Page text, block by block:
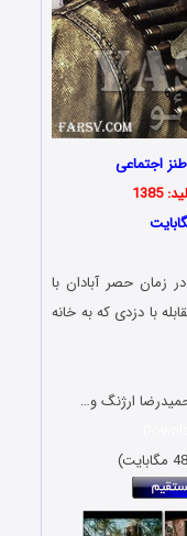
اجتماعی
در زمان حصر آبادان با
با دزدی که به خانه
ارژنگ و…